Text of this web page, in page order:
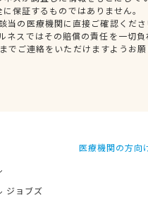
保証するものではありません。
の医療機関に直接ご確認くださ
スではその賠償の責任を一切負
ご連絡をいただけますようお願
ジョブズ
医療機関の方向